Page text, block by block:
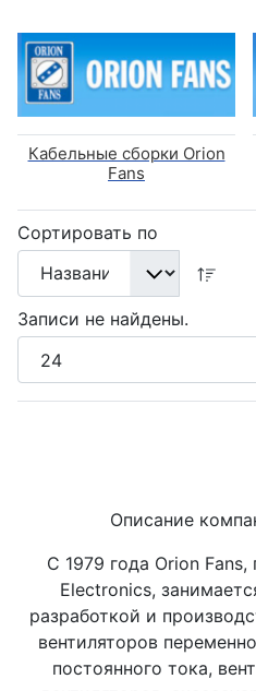
Кабельные сборки Orion
Fans
Сортировать по
Записи не найдены.
Описание
С 1979 года Orion
Electronics,
разработкой и
вентиляторов
постоянного тока,